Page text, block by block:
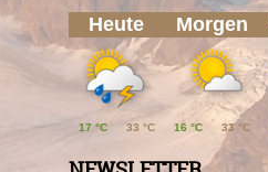
Heute Morgen
17 °C 33 °C 16 °C 33 °C